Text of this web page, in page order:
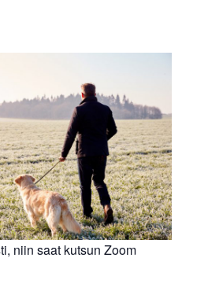
niin saat kutsun Zoom